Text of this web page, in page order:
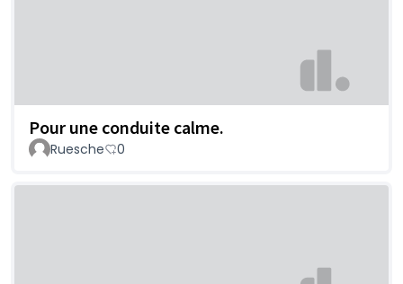
Pour une conduite calme.
Ruesche 0